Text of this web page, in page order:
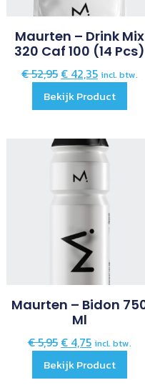
Maurten – Drink Mix
320 Caf 100 (14 Pcs)
€52,95 €42,35 incl. btw.
Bekijk Product
Maurten – Bidon
Ml
€5,95 €4,75 incl. btw.
Bekijk Product